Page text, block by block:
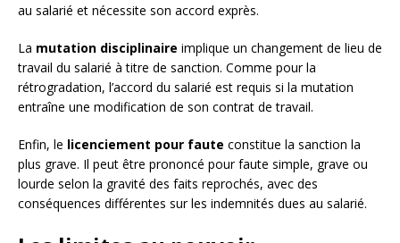
au salarié et nécessite son accord exprès.
La mutation disciplinaire implique un changement de lieu de
travail du salarié à titre de sanction. Comme pour la
rétrogradation, l’accord du salarié est requis si la mutation
entraîne une modification de son contrat de travail.
Enfin, le licenciement pour faute constitue la sanction la
plus grave. Il peut être prononcé pour faute simple, grave ou
lourde selon la gravité des faits reprochés, avec des
conséquences différentes sur les indemnités dues au salarié.